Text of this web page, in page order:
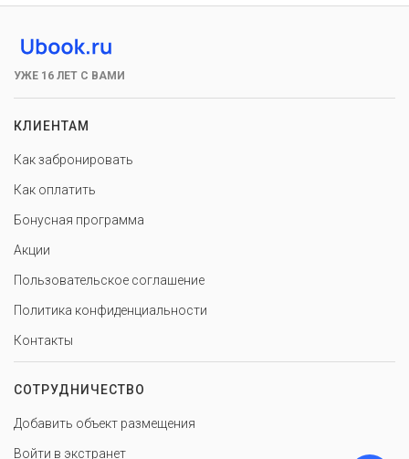
УЖЕ 16 ЛЕТ С ВАМИ
КЛИЕНТАМ
Как забронировать
Как оплатить
Бонусная программа
Акции
Пользовательское соглашение
Политика конфиденциальности
Контакты
СОТРУДНИЧЕСТВО
Добавить объект размещения
Войти в экстранет